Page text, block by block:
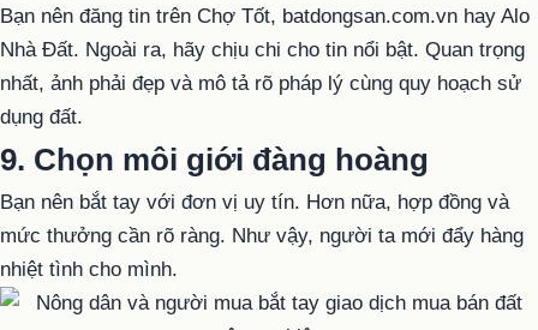
Bạn nên đăng tin trên Chợ Tốt, batdongsan.com.vn hay Alo
Nhà Đất. Ngoài ra, hãy chịu chi cho tin nổi bật. Quan trọng
nhất, ảnh phải đẹp và mô tả rõ pháp lý cùng quy hoạch sử
dụng đất.
9. Chọn môi giới đàng hoàng
Bạn nên bắt tay với đơn vị uy tín. Hơn nữa, hợp đồng và
mức thưởng cần rõ ràng. Như vậy, người ta mới đẩy hàng
nhiệt tình cho mình.